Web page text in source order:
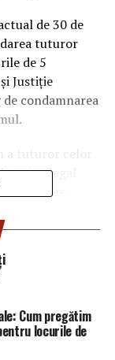
de 30 de
tuturor
de 5
Justiţie
condamnarea
nelegal
anulare,
Toader,
boli nu vor
Cum pregătim
locurile de